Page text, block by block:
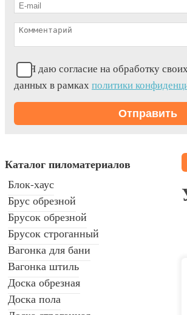
Я даю согласие на обработку
данных в рамках политики
Каталог пиломатериалов
Блок-хаус
Брус обрезной
Брусок обрезной
Брусок строганный
Вагонка для бани
Вагонка штиль
Доска обрезная
Доска пола